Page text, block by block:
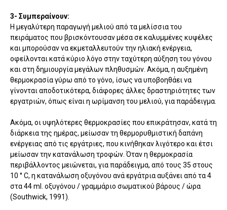
3- Συμπεραίνουν:
Η μεγαλύτερη παραγωγή μελιού από τα μελίσσια του
πειράματος που βρισκόντουσαν μέσα σε καλυμμένες κυψέλες
και μπορούσαν να εκμεταλλευτούν την ηλιακή ενέργεια,
οφείλονται κατά κύριο λόγο στην ταχύτερη αύξηση του γόνου
και στη δημιουργία μεγάλων πληθυσμών. Ακόμα, η αυξημένη
θερμοκρασία γύρω από το γόνο, ίσως να υποβοηθάει να
γίνονται αποδοτικότερα, διάφορες άλλες δραστηριότητες των
εργατριών, όπως είναι η ωρίμανση του μελιού, για παράδειγμα.
Ακόμα, οι υψηλότερες θερμοκρασίες που επικράτησαν, κατά τη
διάρκεια της ημέρας, μείωσαν τη θερμορυθμιστική δαπάνη
ενέργειας από τις εργάτριες, που κινήθηκαν λιγότερο και έτσι
μείωσαν την κατανάλωση τροφών.Όταν η θερμοκρασία
περιβάλλοντος μειώνεται, για παράδειγμα, από τους 35 στους
10 ° C, η κατανάλωση οξυγόνου ανά εργάτρια αυξάνειαπό τα4
στα44ml. οξυγόνου /γραμμάριο σωματικού βάρους /ώρα
(Southwick, 1991).